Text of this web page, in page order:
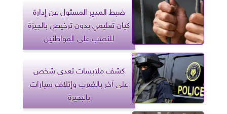
ضبط المدير المسئول عن إدارة
كيان تعليمي بدون ترخيص بالجيزة
للنصب على المواطنين
كشف ملابسات تعدى شخص
على آخر بالضرب وإتلاف سيارات
بالبحيرة